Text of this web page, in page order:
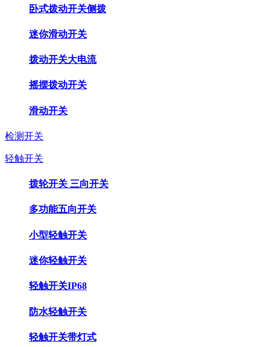
卧式拨动开关侧拨
迷你滑动开关
拨动开关大电流
摇摆拨动开关
滑动开关
检测开关
轻触开关
拨轮开关 三向开关
多功能五向开关
小型轻触开关
迷你轻触开关
轻触开关IP68
防水轻触开关
轻触开关带灯式